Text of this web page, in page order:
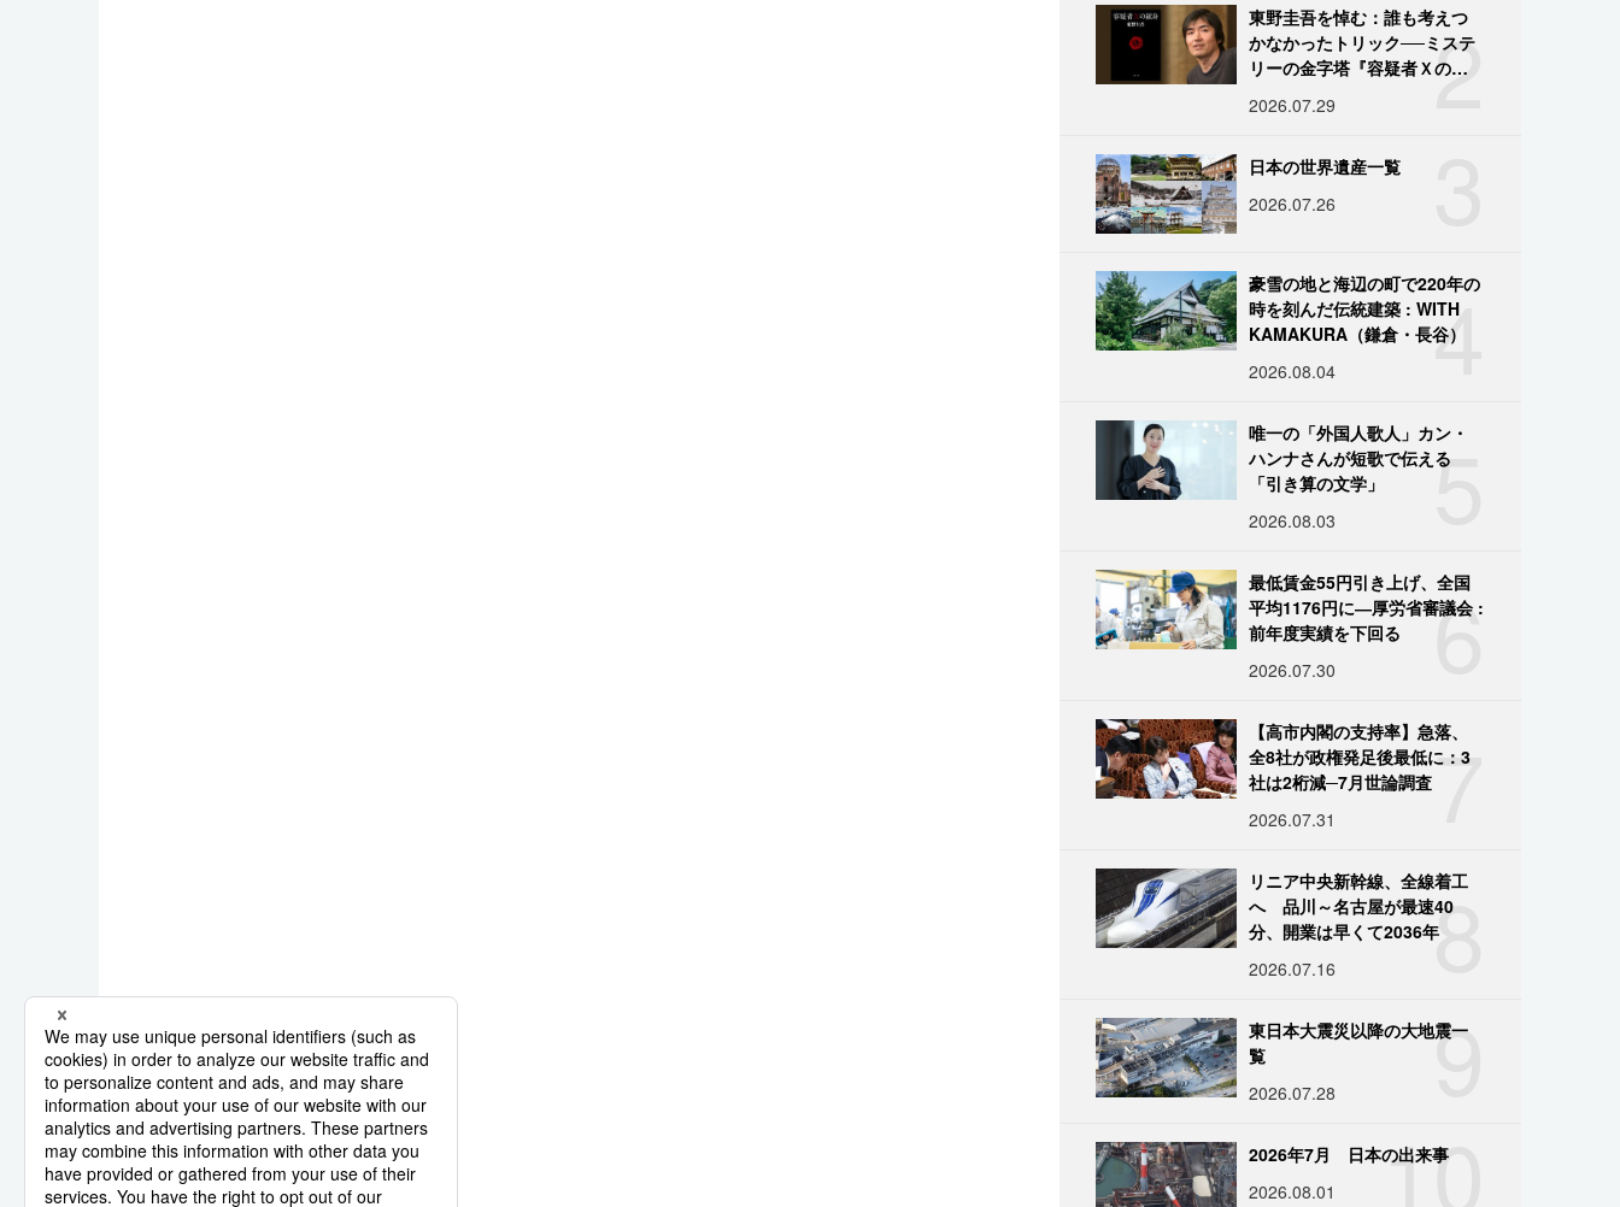
2
東野圭吾を悼む：誰も考えつ
かなかったトリック──ミステ
リーの金字塔『容疑者Ｘの献
2026.07.29
日本の世界遺産一覧
2026.07.26
4
豪雪の地と海辺の町で220年の
時を刻んだ伝統建築 : WITH
KAMAKURA（鎌倉・長谷）
2026.08.04
5
唯一の「外国人歌人」カン・
ハンナさんが短歌で伝える
「引き算の文学」
2026.08.03
6
最低賃金55円引き上げ、全国
平均1176円に―厚労省審議会 :
前年度実績を下回る
2026.07.30
7
【高市内閣の支持率】急落、
全8社が政権発足後最低に：3
社は2桁減─7月世論調査
2026.07.31
8
リニア中央新幹線、全線着工
へ 品川～名古屋が最速40
分、開業は早くて2036年
2026.07.16
9
東日本大震災以降の大地震一
覧
2026.07.28
10
2026年7月 日本の出来事
2026.08.01